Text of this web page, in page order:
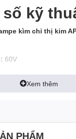
số kỹ
kìm chỉ thị kim
60V
600V
Rx100
/ 5℃ +10℃ với thang
Xem thêm
PHẨM